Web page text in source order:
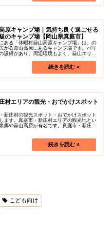
原キャンプ場｜気持ち良く過ごせる
のキャンプ場【岡山県真庭市】
ある「休暇村蒜山高原キャンプ場」は、の
がる蒜山高原にあるキャンプ場です。バリ
設備があり、周辺環境もよく、蒜山エリ
く、観光の拠点にもお...
村エリアの観光・おでかけスポット
新庄村の観光スポット・おでかけスポット
ます。真庭市・新庄村エリアの観光地とい
郷や蒜山高原が有名です。真庭市・新庄村
こども向け